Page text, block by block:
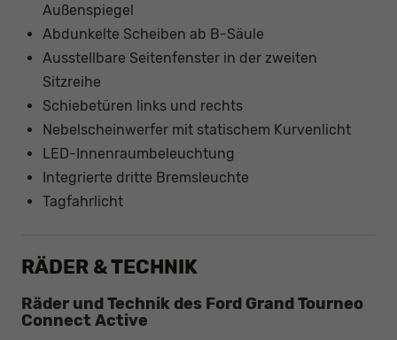
Außenspiegel
Abdunkelte Scheiben ab B-Säule
Ausstellbare Seitenfenster in der zweiten
Sitzreihe
Schiebetüren links und rechts
Nebelscheinwerfer mit statischem Kurvenlicht
LED-Innenraumbeleuchtung
Integrierte dritte Bremsleuchte
Tagfahrlicht
RÄDER & TECHNIK
Räder und Technik des Ford Grand Tourneo
Connect Active